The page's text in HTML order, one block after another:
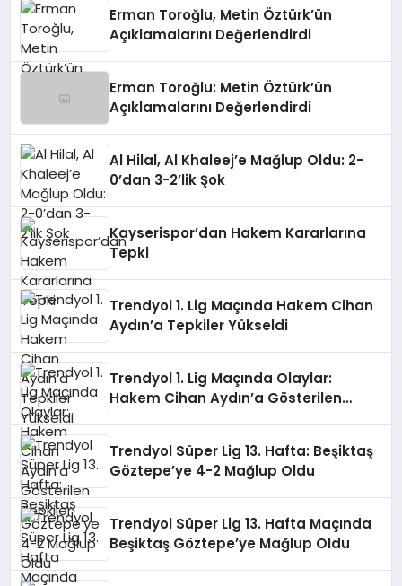
Erman Toroğlu, Metin Öztürk’ün
Açıklamalarını Değerlendirdi
Erman Toroğlu: Metin Öztürk’ün
Açıklamalarını Değerlendirdi
Al Hilal, Al Khaleej’e Mağlup Oldu: 2-
0’dan 3-2’lik Şok
Kayserispor’dan Hakem Kararlarına
Tepki
Trendyol 1. Lig Maçında Hakem Cihan
Aydın’a Tepkiler Yükseldi
Trendyol 1. Lig Maçında Olaylar:
Hakem Cihan Aydın’a Gösterilen
Trendyol Süper Lig 13. Hafta: Beşiktaş
Göztepe’ye 4-2 Mağlup Oldu
Trendyol Süper Lig 13. Hafta Maçında
Beşiktaş Göztepe’ye Mağlup Oldu